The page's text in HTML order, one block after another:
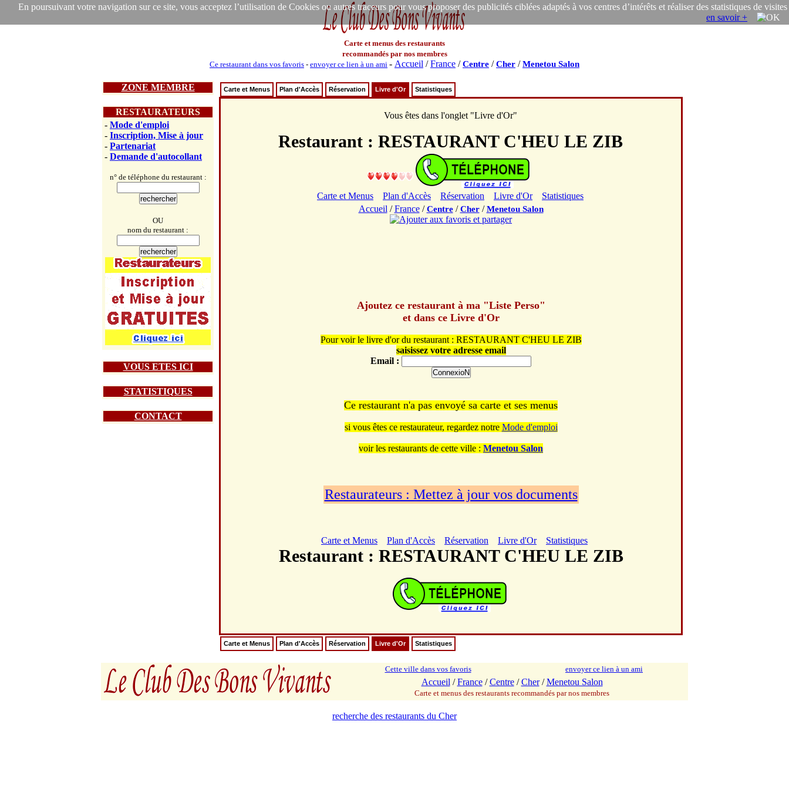
En poursuivant votre navigation sur ce site, vous acceptez l’utilisation de Cookies ou autres traceurs pour vous proposer des publicités ciblées adaptés à vos centres d’intérêts et réaliser des statistiques de visites
en savoir +
Carte et menus des restaurants
recommandés par nos membres
Ce restaurant dans vos favoris - envoyer ce lien à un ami - Accueil /France /Centre /Cher /Menetou Salon
ZONE MEMBRE
RESTAURATEURS
- Mode d'emploi
- Inscription, Mise à jour
- Partenariat
- Demande d'autocollant
n° de téléphone du restaurant :
OU
nom du restaurant :
VOUS ETES ICI
STATISTIQUES
CONTACT
Carte et Menus Plan d'Accès Réservation Livre d'Or Statistiques
Vous êtes dans l'onglet "Livre d'Or"
Restaurant : RESTAURANT C'HEU LE ZIB
Carte et Menus Plan d'Accès Réservation Livre d'Or
Statistiques
Accueil /France/Centre/Cher/Menetou Salon
Ajoutez ce restaurant à ma "Liste Perso"
et dans ce Livre d'Or
Pour voir le livre d'or du restaurant : RESTAURANT C'HEU LE ZIB
saisissez votre adresse email
Email :
Ce restaurant n'a pas envoyé sa carte et ses menus
si vous êtes ce restaurateur, regardez notre Mode d'emploi
voir les restaurants de cette ville : Menetou Salon
Restaurateurs : Mettez à jour vos documents
Carte et Menus Plan d'Accès Réservation Livre d'Or Statistiques
Restaurant : RESTAURANT C'HEU LE ZIB
Carte et Menus Plan d'Accès Réservation Livre d'Or Statistiques
Cette ville dans vos favoris envoyer ce lien à un ami
Accueil /France/Centre/Cher/Menetou Salon
Carte et menus des restaurants recommandés par nos membres
recherche des restaurants du Cher